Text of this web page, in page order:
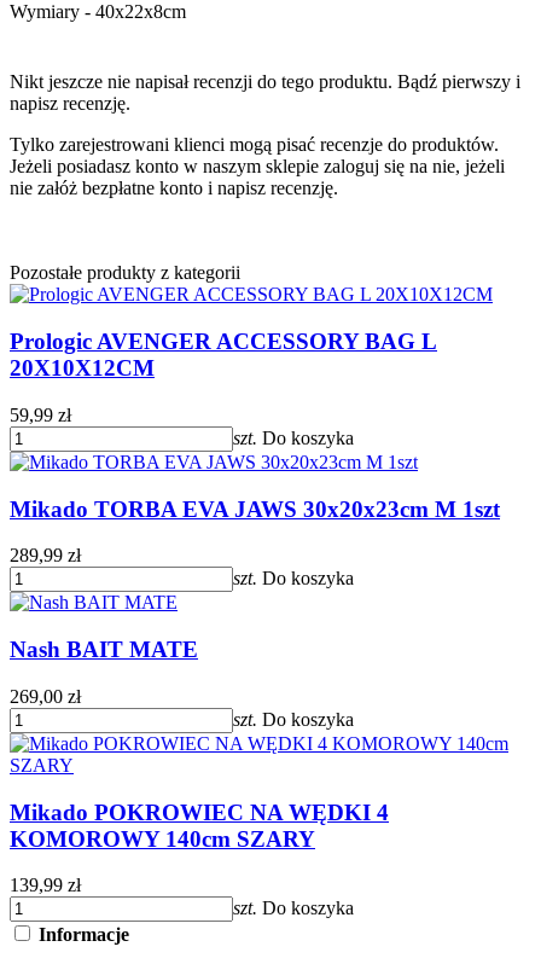
Wymiary - 40x22x8cm
Nikt jeszcze nie napisał recenzji do tego produktu. Bądź pierwszy i
napisz recenzję.
Tylko zarejestrowani klienci mogą pisać recenzje do produktów.
Jeżeli posiadasz konto w naszym sklepie zaloguj się na nie, jeżeli
nie załóż bezpłatne konto i napisz recenzję.
Pozostałe produkty z kategorii
Prologic AVENGER ACCESSORY BAG L
20X10X12CM
59,99 zł
szt. Do koszyka
Mikado TORBA EVA JAWS 30x20x23cm M 1szt
289,99 zł
szt. Do koszyka
Nash BAIT MATE
269,00 zł
szt. Do koszyka
Mikado POKROWIEC NA WĘDKI 4
KOMOROWY 140cm SZARY
139,99 zł
szt. Do koszyka
Informacje